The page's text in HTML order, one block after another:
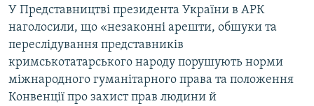
У Представництві президента України в АРК
наголосили, що «незаконні арешти, обшуки та
переслідування представників
кримськотатарського народу порушують норми
міжнародного гуманітарного права та положення
Конвенції про захист прав людини й